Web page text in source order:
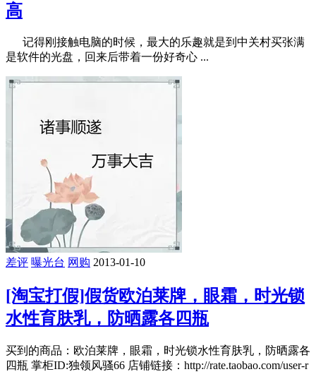
高
记得刚接触电脑的时候，最大的乐趣就是到中关村买张满
是软件的光盘，回来后带着一份好奇心 ...
差评 曝光台 网购 2013-01-10
[淘宝打假]假货欧泊莱牌，眼霜，时光锁
水性育肤乳，防晒露各四瓶
买到的商品：欧泊莱牌，眼霜，时光锁水性育肤乳，防晒露各
四瓶 掌柜ID:独领风骚66 店铺链接：http://rate.taobao.com/user-r